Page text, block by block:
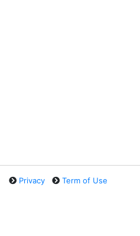
Privacy Term of Use